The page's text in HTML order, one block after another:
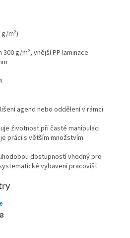
m²)
g/m², vnější PP laminace
agend nebo oddělení v rámci
životnost při časté manipulaci
práci s větším množstvím
dostupností vhodný pro
vybavení pracovišť